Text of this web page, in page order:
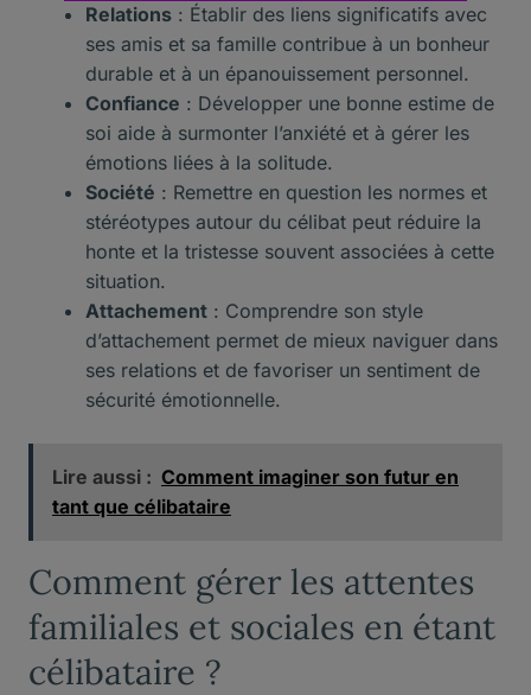
Relations : Établir des liens significatifs avec
ses amis et sa famille contribue à un bonheur
durable et à un épanouissement personnel.
Confiance : Développer une bonne estime de
soi aide à surmonter l’anxiété et à gérer les
émotions liées à la solitude.
Société : Remettre en question les normes et
stéréotypes autour du célibat peut réduire la
honte et la tristesse souvent associées à cette
situation.
Attachement : Comprendre son style
d’attachement permet de mieux naviguer dans
ses relations et de favoriser un sentiment de
sécurité émotionnelle.
Lire aussi : Comment imaginer son futur en
tant que célibataire
Comment gérer les attentes
familiales et sociales en étant
célibataire ?